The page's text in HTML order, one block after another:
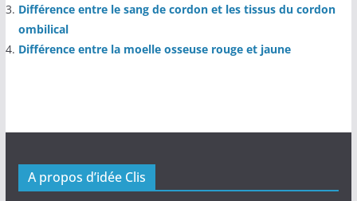
Différence entre le sang de cordon et les tissus du cordon
ombilical
Différence entre la moelle osseuse rouge et jaune
A propos d’idée Clis